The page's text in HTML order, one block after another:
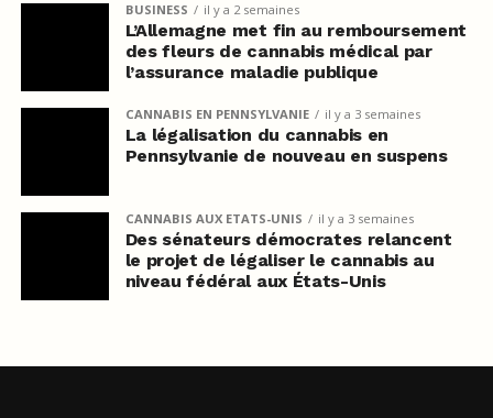
BUSINESS il y a 2 semaines
L’Allemagne met fin au remboursement
des fleurs de cannabis médical par
l’assurance maladie publique
CANNABIS EN PENNSYLVANIE il y a 3 semaines
La légalisation du cannabis en
Pennsylvanie de nouveau en suspens
CANNABIS AUX ETATS-UNIS il y a 3 semaines
Des sénateurs démocrates relancent
le projet de légaliser le cannabis au
niveau fédéral aux États-Unis